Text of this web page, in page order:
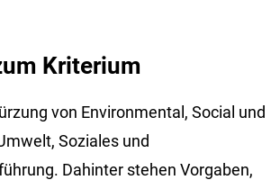
Kriterium
von Environmental, Social und
Soziales und
Dahinter stehen Vorgaben,